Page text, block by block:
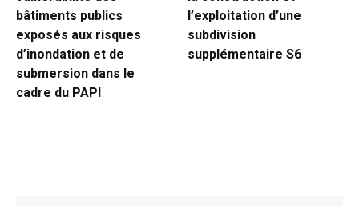
bâtiments publics
exposés aux risques
d’inondation et de
submersion dans le
cadre du PAPI
l’exploitation d’une
subdivision
supplémentaire S6